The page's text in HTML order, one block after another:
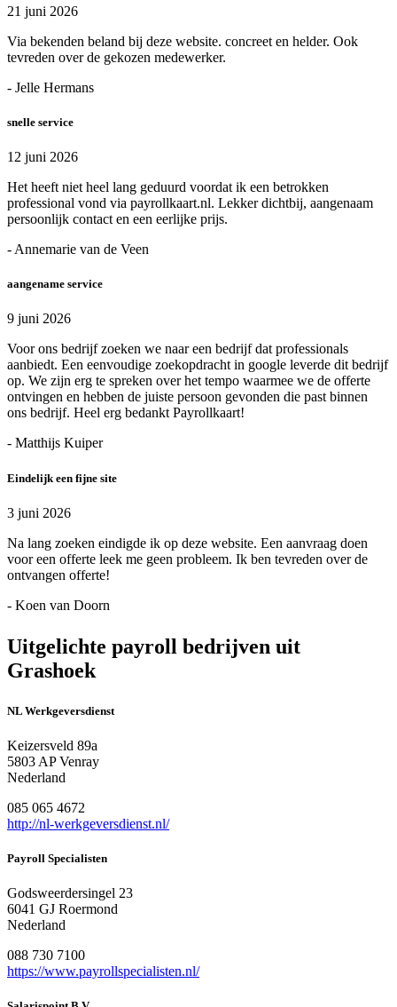
21 juni 2026
Via bekenden beland bij deze website. concreet en helder. Ook
tevreden over de gekozen medewerker.
- Jelle Hermans
snelle service
12 juni 2026
Het heeft niet heel lang geduurd voordat ik een betrokken
professional vond via payrollkaart.nl. Lekker dichtbij, aangenaam
persoonlijk contact en een eerlijke prijs.
- Annemarie van de Veen
aangename service
9 juni 2026
Voor ons bedrijf zoeken we naar een bedrijf dat professionals
aanbiedt. Een eenvoudige zoekopdracht in google leverde dit bedrijf
op. We zijn erg te spreken over het tempo waarmee we de offerte
ontvingen en hebben de juiste persoon gevonden die past binnen
ons bedrijf. Heel erg bedankt Payrollkaart!
- Matthijs Kuiper
Eindelijk een fijne site
3 juni 2026
Na lang zoeken eindigde ik op deze website. Een aanvraag doen
voor een offerte leek me geen probleem. Ik ben tevreden over de
ontvangen offerte!
- Koen van Doorn
Uitgelichte payroll bedrijven uit
Grashoek
NL Werkgeversdienst
Keizersveld 89a
5803 AP Venray
Nederland
085 065 4672
http://nl-werkgeversdienst.nl/
Payroll Specialisten
Godsweerdersingel 23
6041 GJ Roermond
Nederland
088 730 7100
https://www.payrollspecialisten.nl/